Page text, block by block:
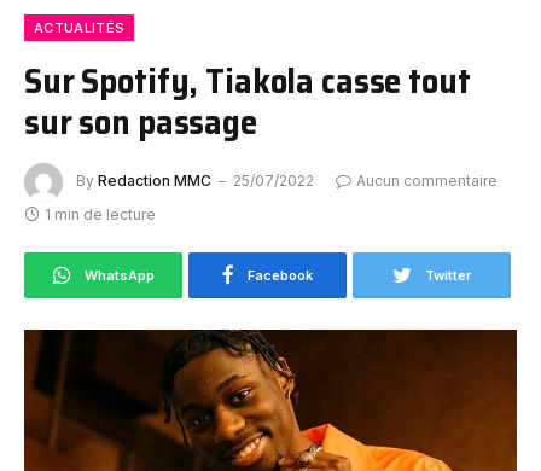
ACTUALITÉS
Sur Spotify, Tiakola casse tout
sur son passage
By Redaction MMC 25/07/2022
Aucun commentaire
1 min de lecture
WhatsApp Facebook Twitter